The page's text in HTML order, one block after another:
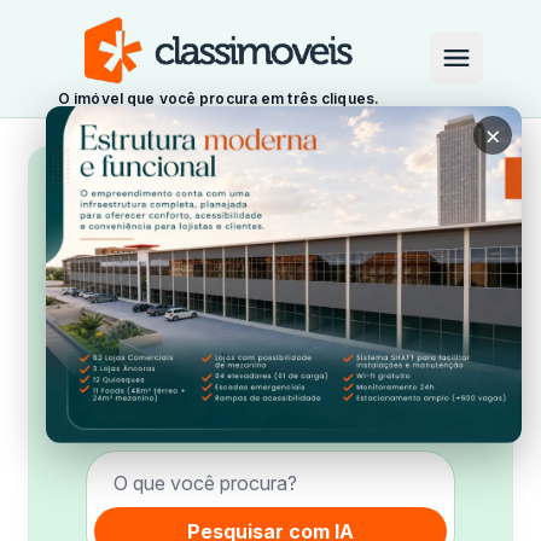
O imóvel que você procura em três cliques.
✦ BUSCA INTELIGENTE
Encontre o imóvel ideal
para você
Pergunte do seu jeito. A IA pesquisa
localização, valores, quartos e áreas no
Classimóveis.
Pergunte sobre os imóveis disponíveis
Pesquisar com IA
×